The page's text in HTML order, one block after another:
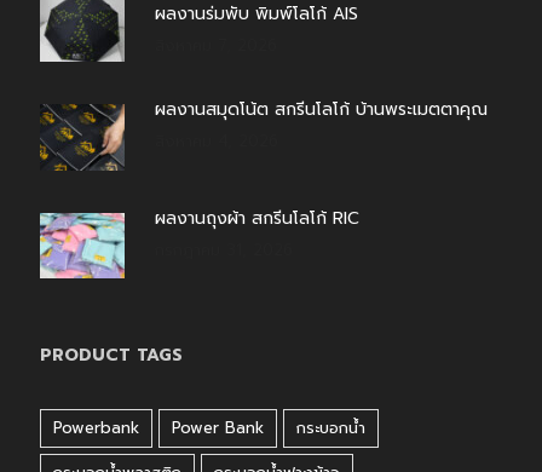
ผลงานร่มพับ พิมพ์โลโก้ AIS
ผลงานสมุดโน้ต สกรีนโลโก้ บ้านพระเมตตาคุณ
ผลงานถุงผ้า สกรีนโลโก้ RIC
PRODUCT TAGS
Powerbank Power Bank
กระบอกน้ำ